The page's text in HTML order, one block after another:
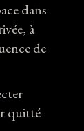
dans
à
de
quitté